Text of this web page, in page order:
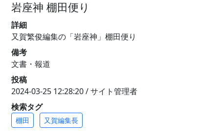
岩座神 棚田便り
詳細
又賀繁俊編集の「岩座神」棚田便り
備考
文書・報道
投稿
2024-03-25 12:28:20 / サイト管理者
検索タグ
棚田 又賀編集長